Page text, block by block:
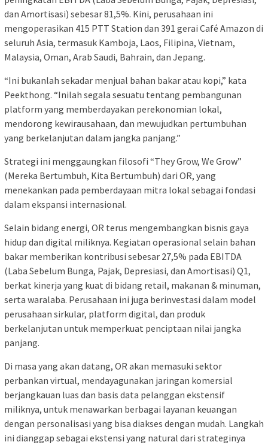
dan Amortisasi) sebesar 81,5%. Kini, perusahaan ini
mengoperasikan 415 PTT Station dan 391 gerai Café Amazon di
seluruh Asia, termasuk Kamboja, Laos, Filipina, Vietnam,
Malaysia, Oman, Arab Saudi, Bahrain, dan Jepang.
“Ini bukanlah sekadar menjual bahan bakar atau kopi,” kata
Peekthong. “Inilah segala sesuatu tentang pembangunan
platform yang memberdayakan perekonomian lokal,
mendorong kewirausahaan, dan mewujudkan pertumbuhan
yang berkelanjutan dalam jangka panjang.”
Strategi ini menggaungkan filosofi “They Grow, We Grow”
(Mereka Bertumbuh, Kita Bertumbuh) dari OR, yang
menekankan pada pemberdayaan mitra lokal sebagai fondasi
dalam ekspansi internasional.
Selain bidang energi, OR terus mengembangkan bisnis gaya
hidup dan digital miliknya. Kegiatan operasional selain bahan
bakar memberikan kontribusi sebesar 27,5% pada EBITDA
(Laba Sebelum Bunga, Pajak, Depresiasi, dan Amortisasi) Q1,
berkat kinerja yang kuat di bidang retail, makanan & minuman,
serta waralaba. Perusahaan ini juga berinvestasi dalam model
perusahaan sirkular, platform digital, dan produk
berkelanjutan untuk memperkuat penciptaan nilai jangka
panjang.
Di masa yang akan datang, OR akan memasuki sektor
perbankan virtual, mendayagunakan jaringan komersial
berjangkauan luas dan basis data pelanggan ekstensif
miliknya, untuk menawarkan berbagai layanan keuangan
dengan personalisasi yang bisa diakses dengan mudah. Langkah
ini dianggap sebagai ekstensi yang natural dari strateginya